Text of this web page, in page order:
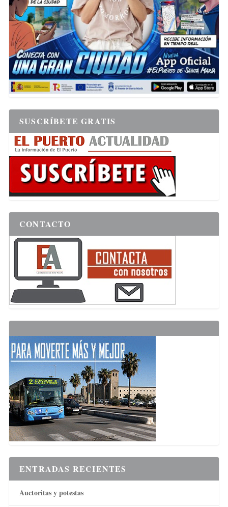
SUSCRÍBETE GRATIS
CONTACTO
ENTRADAS RECIENTES
Auctoritas y potestas